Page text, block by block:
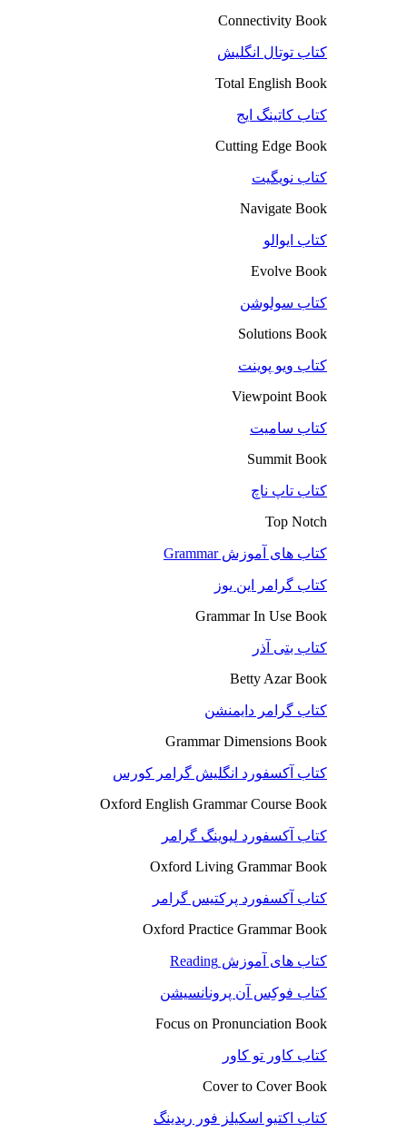
Connectivity Book
کتاب توتال انگلیش
Total English Book
کتاب کاتینگ ایج
Cutting Edge Book
کتاب نویگیت
Navigate Book
کتاب ایوالو
Evolve Book
کتاب سولوشن
Solutions Book
کتاب ویو پوینت
Viewpoint Book
کتاب سامیت
Summit Book
کتاب تاپ ناچ
Top Notch
کتاب های آموزش Grammar
کتاب گرامر این یوز
Grammar In Use Book
کتاب بتی آذر
Betty Azar Book
کتاب گرامر دایمنشن
Grammar Dimensions Book
کتاب آکسفورد انگلیش گرامر کورس
Oxford English Grammar Course Book
کتاب آکسفورد لیوینگ گرامر
Oxford Living Grammar Book
کتاب آکسفورد پرکتیس گرامر
Oxford Practice Grammar Book
کتاب های آموزش Reading
کتاب فوکِس آن پرونانسیشن
Focus on Pronunciation Book
کتاب کاور تو کاور
Cover to Cover Book
کتاب اکتیو اسکیلز فور ریدینگ